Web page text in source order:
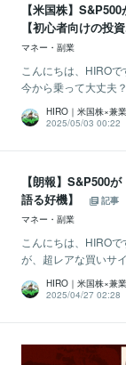
【米国株】
【初心者向けの投
マネー・副業
こんにちは、HIRO
今から乗って大丈夫
HIRO｜米国株×兼
2025/05/03 00:22
【朗報】S&P500
語る好機】
記事
マネー・副業
こんにちは、HIRO
が、超レアな買いサ
HIRO｜米国株×兼
2025/04/27 02:28